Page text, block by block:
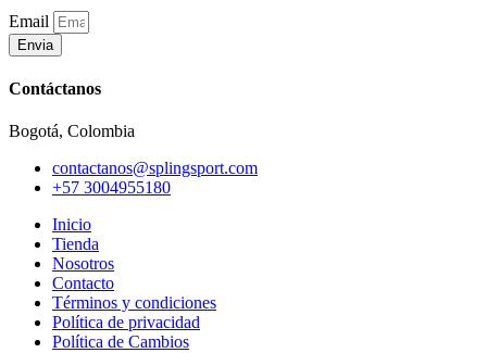
Email
Envia
Contáctanos
Bogotá, Colombia
contactanos@splingsport.com
+57 3004955180
Inicio
Tienda
Nosotros
Contacto
Términos y condiciones
Política de privacidad
Política de Cambios